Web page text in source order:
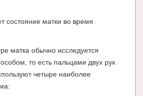
состояние матки во время
матка обычно исследуется
то есть пальцами двух рук
четыре наиболее